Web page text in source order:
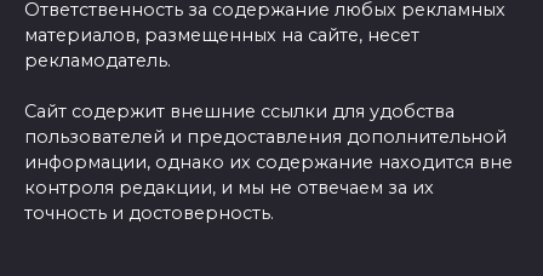
Ответственность за содержание любых рекламных
материалов, размещенных на сайте, несет
рекламодатель.
Сайт содержит внешние ссылки для удобства
пользователей и предоставления дополнительной
информации, однако их содержание находится вне
контроля редакции, и мы не отвечаем за их
точность и достоверность.